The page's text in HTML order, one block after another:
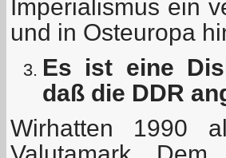
Imperialismus ein
und in Osteuropa
Es ist eine
daß die DDR
Wirhatten 1990